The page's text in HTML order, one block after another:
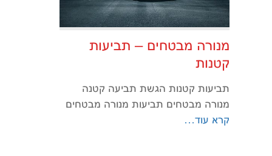
מנורה מבטחים – תביעות
קטנות
תביעות קטנות הגשת תביעה קטנה
מנורה מבטחים תביעות מנורה מבטחים
קרא עוד…